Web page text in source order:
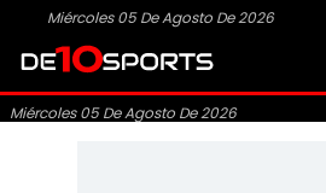
Miércoles 05 De Agosto De 2026
Miércoles 05 De Agosto De 2026